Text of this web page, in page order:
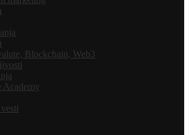
Blockchain, Web3
Academy